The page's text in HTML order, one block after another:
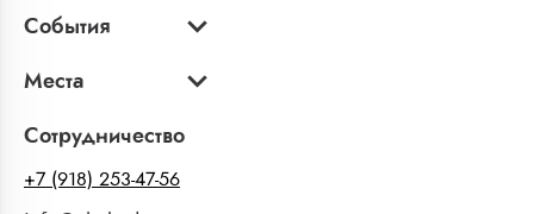
События
Места
Сотрудничество
+7 (918) 253-47-56